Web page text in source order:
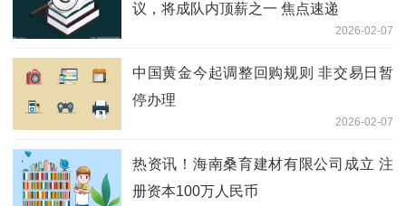
议，将成队内顶薪之一 焦点速递
2026-02-07
中国黄金今起调整回购规则 非交易日暂
停办理
2026-02-07
热资讯！海南桑育建材有限公司成立 注
册资本100万人民币